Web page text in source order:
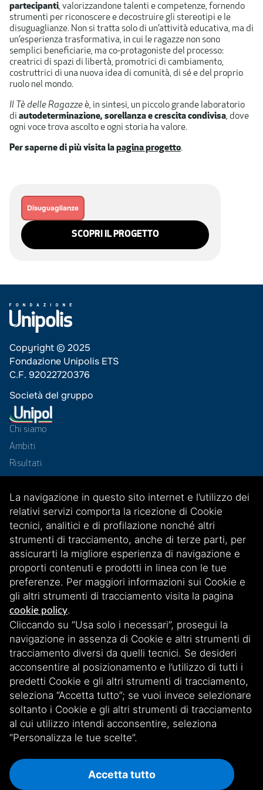
partecipanti, valorizzandone talenti e competenze, fornendo
strumenti per riconoscere e decostruire gli stereotipi e le
disuguaglianze. Non si tratta solo di un’attività educativa, ma di
un’esperienza trasformativa, in cui le ragazze non sono
semplici beneficiarie, ma co-protagoniste del processo:
creatrici di spazi di libertà, promotrici di cambiamento,
costruttrici di una nuova idea di comunità, di sé e del proprio
ruolo nel mondo.
Il Tè delle Ragazze è, in sintesi, un piccolo grande laboratorio
di autodeterminazione, sorellanza e crescita condivisa, dove
ogni voce trova ascolto e ogni storia ha valore.
Per saperne di più visita lapagina progetto.
Disuguaglianze
SCOPRI IL PROGETTO
Copyright © 2025
Fondazione Unipolis ETS
C.F. 92022720376
Società del gruppo
Chi siamo
Ambiti
Risultati
News
Contatti
Reti
Iscriviti alla nostra newsletter
Scopri le nostre storie, iniziative e aggiornamenti esclusivi. Rimani
connesso iscrivendoti!
ISCRIVITI ALLA NEWSLETTER
Informativa Cookie Whistleblowing
La navigazione in questo sito internet e l’utilizzo dei
relativi servizi comporta la ricezione di Cookie
tecnici, analitici e di profilazione nonché altri
strumenti di tracciamento, anche di terze parti, per
assicurarti la migliore esperienza di navigazione e
proporti contenuti e prodotti in linea con le tue
preferenze. Per maggiori informazioni sui Cookie e
gli altri strumenti di tracciamento visita la pagina
cookie policy.
Cliccando su “Usa solo i necessari”, prosegui la
navigazione in assenza di Cookie e altri strumenti di
tracciamento diversi da quelli tecnici. Se desideri
acconsentire al posizionamento e l’utilizzo di tutti i
predetti Cookie e gli altri strumenti di tracciamento,
seleziona “Accetta tutto”; se vuoi invece selezionare
soltanto i Cookie e gli altri strumenti di tracciamento
al cui utilizzo intendi acconsentire, seleziona
“Personalizza le tue scelte”.
Accetta tutto